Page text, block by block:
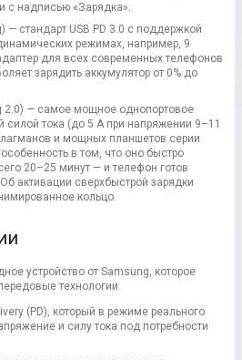
с надписью «Зарядка».
— стандарт USB PD 3.0 с поддержкой
режимах, например, 9
для всех современных телефонов
зарядить аккумулятор от 0% до
2.0) — самое мощное однопортовое
силой тока (до 5 А при напряжении 9–11
и мощных планшетов серии
в том, что оно быстро
20–25 минут — и телефон готов
активации сверхбыстрой зарядки
кольцо.
устройство от Samsung, которое
технологии:
(PD), который в режиме реального
и силу тока под потребности